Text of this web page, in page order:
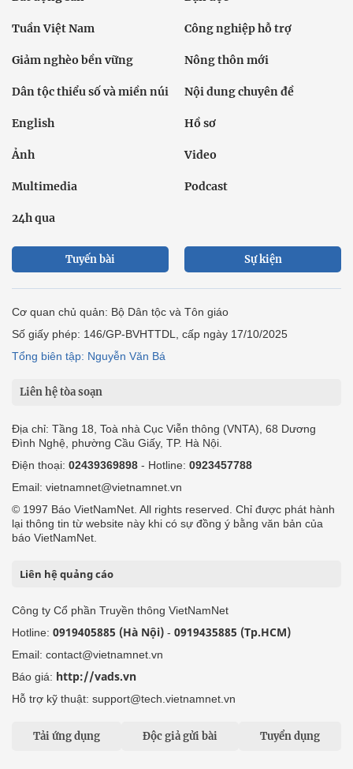
Tuần Việt Nam Công nghiệp hỗ trợ
Giảm nghèo bền vững Nông thôn mới
Dân tộc thiểu số và miền núi Nội dung chuyên đề
English Hồ sơ
Ảnh Video
Multimedia Podcast
24h qua
Tuyến bài Sự kiện
Cơ quan chủ quản: Bộ Dân tộc và Tôn giáo
Số giấy phép: 146/GP-BVHTTDL, cấp ngày 17/10/2025
Tổng biên tập: Nguyễn Văn Bá
Liên hệ tòa soạn
Địa chỉ: Tầng 18, Toà nhà Cục Viễn thông (VNTA), 68 Dương
Đình Nghệ, phường Cầu Giấy, TP. Hà Nội.
Điện thoại: 02439369898 - Hotline: 0923457788
Email: vietnamnet@vietnamnet.vn
© 1997 Báo VietNamNet. All rights reserved. Chỉ được phát hành
lại thông tin từ website này khi có sự đồng ý bằng văn bản của
báo VietNamNet.
Liên hệ quảng cáo
Công ty Cổ phần Truyền thông VietNamNet
Hotline: 0919405885 (Hà Nội) - 0919435885 (Tp.HCM)
Email: contact@vietnamnet.vn
Báo giá: http://vads.vn
Hỗ trợ kỹ thuật: support@tech.vietnamnet.vn
Tải ứng dụng Độc giả gửi bài Tuyển dụng